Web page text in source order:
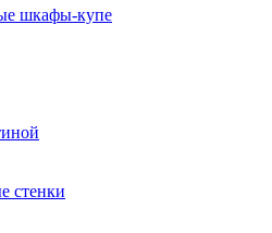
шкафы-купе
стенки